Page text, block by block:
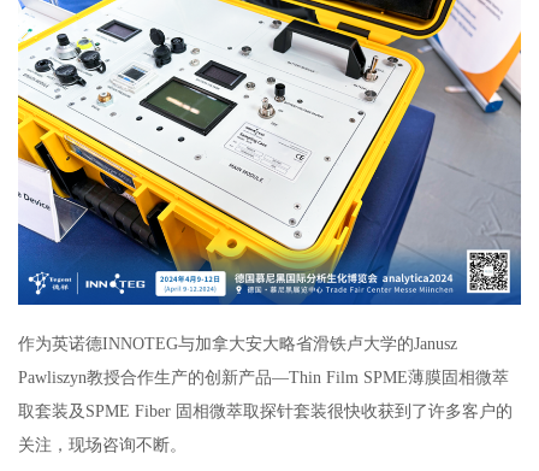
作为英诺德INNOTEG与加拿大安大略省滑铁卢大学的Janusz
Pawliszyn教授合作生产的创新产品—Thin Film SPME薄膜固相微萃
取套装及SPME Fiber 固相微萃取探针套装很快收获到了许多客户的
关注，现场咨询不断。